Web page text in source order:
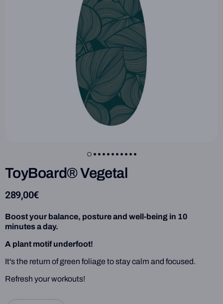
ToyBoard® Vegetal
289,00€
Boost your balance, posture and well-being in 10
minutes a day.
A plant motif underfoot!
It's the return of green foliage to stay calm and focused.
Refresh your workouts!